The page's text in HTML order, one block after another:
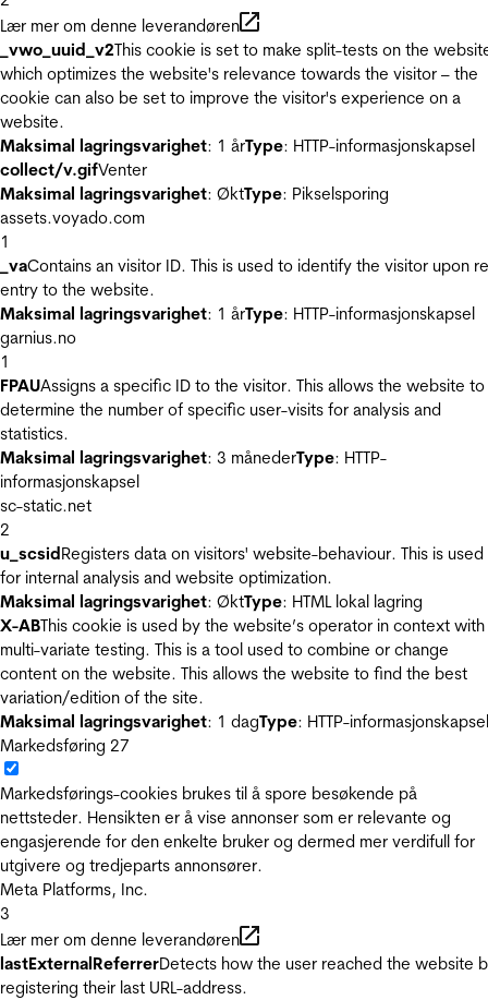
Lær mer om denne leverandøren
_vwo_uuid_v2This cookie is set to make split-tests on the
which optimizes the website's relevance towards the visitor – the
cookie can also be set to improve the visitor's experience on a
website.
Maksimal lagringsvarighet: 1 årType: HTTP-informasjonskapsel
collect/v.gifVenter
Maksimal lagringsvarighet: ØktType: Pikselsporing
assets.voyado.com
1
_vaContains an visitor ID. This is used to identify the visitor upon
entry to the website.
Maksimal lagringsvarighet: 1 årType: HTTP-informasjonskapsel
garnius.no
1
FPAUAssigns a specific ID to the visitor. This allows the website to
determine the number of specific user-visits for analysis and
statistics.
Maksimal lagringsvarighet: 3 månederType: HTTP-
informasjonskapsel
sc-static.net
2
u_scsidRegisters data on visitors' website-behaviour. This is used
for internal analysis and website optimization.
Maksimal lagringsvarighet: ØktType: HTML lokal lagring
X-ABThis cookie is used by the website’s operator in context with
multi-variate testing. This is a tool used to combine or change
content on the website. This allows the website to find the best
variation/edition of the site.
Maksimal lagringsvarighet: 1 dagType: HTTP-informasjonskapsel
Markedsføring 27
Markedsførings-cookies brukes til å spore besøkende på
nettsteder. Hensikten er å vise annonser som er relevante og
engasjerende for den enkelte bruker og dermed mer verdifull for
utgivere og tredjeparts annonsører.
Meta Platforms, Inc.
3
Lær mer om denne leverandøren
lastExternalReferrerDetects how the user reached the website
registering their last URL-address.